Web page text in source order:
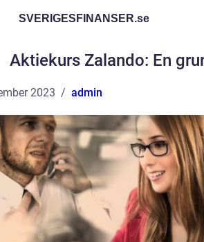
SVERIGESFINANSER.se
Aktiekurs Zalando: En
2023 admin